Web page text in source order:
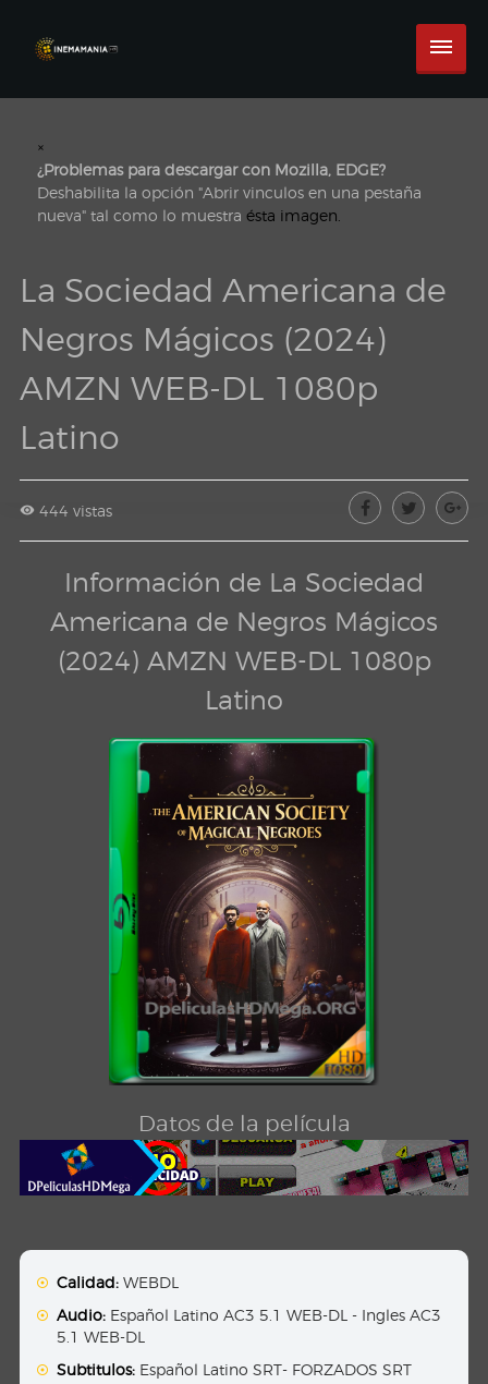
×
¿Problemas para descargar con Mozilla, EDGE?
Deshabilita la opción "Abrir vinculos en una pestaña
nueva" tal como lo muestra ésta imagen.
La Sociedad Americana de
Negros Mágicos (2024)
AMZN WEB-DL 1080p
Latino
444 vistas
Información de La Sociedad
Americana de Negros Mágicos
(2024) AMZN WEB-DL 1080p
Latino
Datos de la película
Calidad: WEBDL
Audio: Español Latino AC3 5.1 WEB-DL - Ingles AC3
5.1 WEB-DL
Subtitulos: Español Latino SRT- FORZADOS SRT